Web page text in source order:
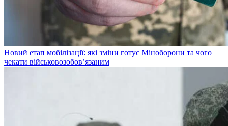
Новий етап мобілізації: які зміни готує Міноборони та чого
чекати військовозобов’язаним